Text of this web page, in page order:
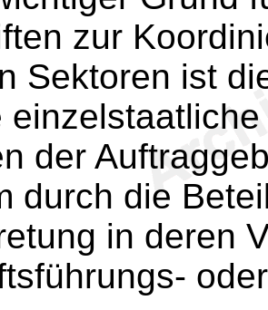
zur
Sektoren ist
der
durch die
in deren